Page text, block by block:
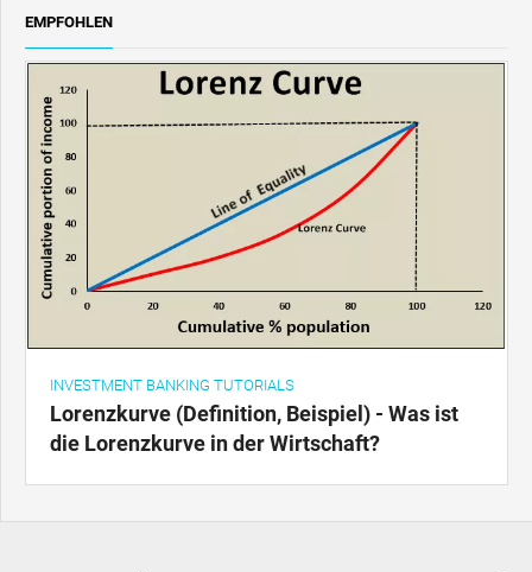
EMPFOHLEN
INVESTMENT BANKING TUTORIALS
Lorenzkurve (Definition, Beispiel) - Was ist
die Lorenzkurve in der Wirtschaft?